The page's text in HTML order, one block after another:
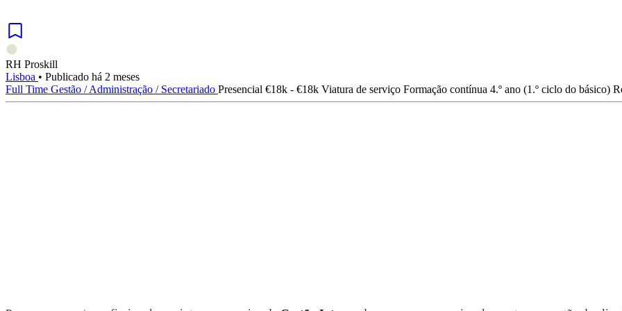
RH Proskill
Lisboa • Publicado há 2 meses
Full Time Gestão / Administração / Secretariado Presencial €18k - €18k Viatura de serviço Formação contínua 4.º ano (1.º ciclo do básico)